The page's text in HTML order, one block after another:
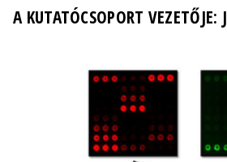
A KUTATÓCSOPORT